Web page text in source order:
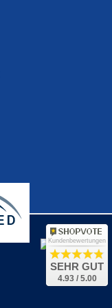
Kundenbewertungen
SEHR GUT
4.93 / 5.00